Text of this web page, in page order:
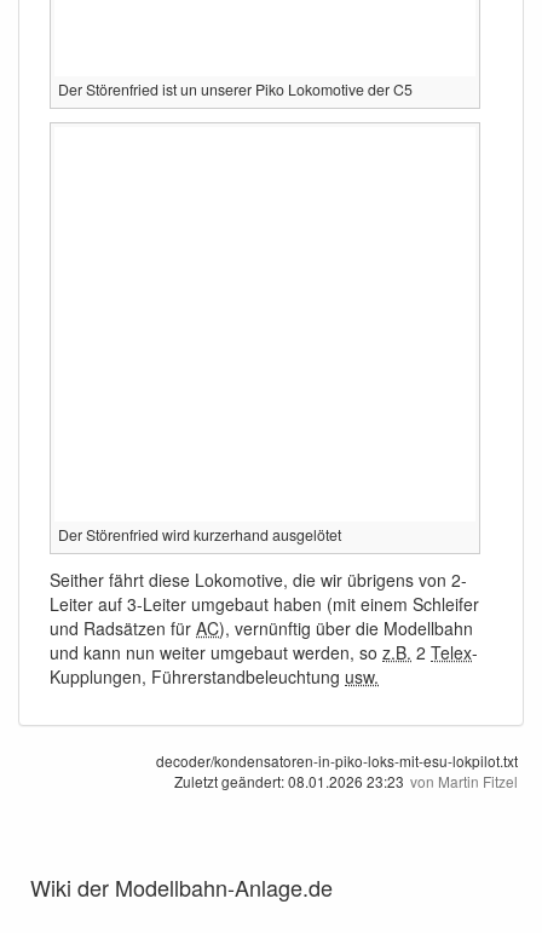
Der Störenfried ist un unserer Piko Lokomotive der C5
Der Störenfried wird kurzerhand ausgelötet
Seither fährt diese Lokomotive, die wir übrigens von 2-
Leiter auf 3-Leiter umgebaut haben (mit einem Schleifer
und Radsätzen für AC), vernünftig über die Modellbahn
und kann nun weiter umgebaut werden, so z.B. 2 Telex-
Kupplungen, Führerstandbeleuchtung usw.
decoder/kondensatoren-in-piko-loks-mit-esu-lokpilot.txt
Zuletzt geändert:08.01.2026 23:23 von Martin Fitzel
Wiki der Modellbahn-Anlage.de